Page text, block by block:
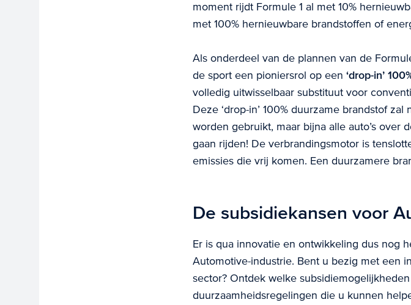
moment rijdt Formule 1 al met 10%
met 100% hernieuwbare brandstoffen of
Als onderdeel van de plannen van de
de sport een pioniersrol op een ‘drop-in’
volledig uitwisselbaar substituut voor
Deze ‘drop-in’ 100% duurzame brandstof
worden gebruikt, maar bijna alle auto’s
gaan rijden! De verbrandingsmotor is
emissies die vrij komen. Een duurzamere
De subsidiekansen voor
Er is qua innovatie en ontwikkeling dus nog
Automotive-industrie. Bent u bezig met een
sector? Ontdek welke
duurzaamheidsregelingen die u kunnen